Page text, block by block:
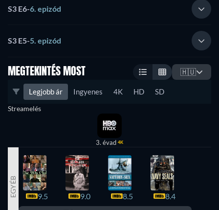
S3 E6-6. epizód
S3 E5-5. epizód
MEGTEKINTÉS MOST 🇭🇺
Legjobb ár Ingyenes 4K HD SD
Streamelés
3. évad 4K
EGYÉB 9.5 9.0 8.5 8.4